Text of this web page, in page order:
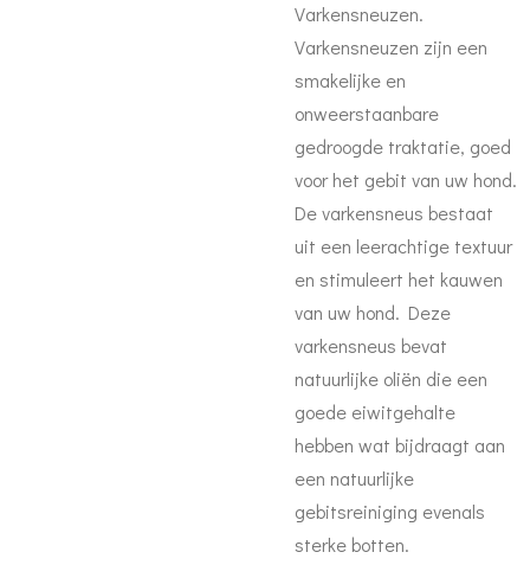
Varkensneuzen.
Varkensneuzen zijn een
smakelijke en
onweerstaanbare
gedroogde traktatie, goed
voor het gebit van uw hond.
De varkensneus bestaat
uit een leerachtige textuur
en stimuleert het kauwen
van uw hond. Deze
varkensneus bevat
natuurlijke oliën die een
goede eiwitgehalte
hebben wat bijdraagt aan
een natuurlijke
gebitsreiniging evenals
sterke botten.